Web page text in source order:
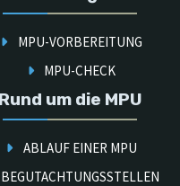
MPU-VORBEREITUNG
MPU-CHECK
Rund um die MPU
ABLAUF EINER MPU
BEGUTACHTUNGSSTELLEN